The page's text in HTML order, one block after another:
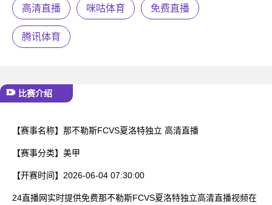
高清直播 咪咕体育 免费直播
腾讯体育
比赛介绍
【赛事名称】 那不勒斯FCVS夏洛特独立 高清直播
【赛事分类】 美甲
【开赛时间】 2026-06-04 07:30:00
24直播网实时提供免费那不勒斯FCVS夏洛特独立高清直播视频在